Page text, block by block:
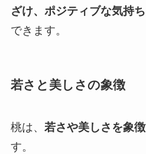
ざけ、ポジティブな気持ち
できます。
若さと美しさの象徴
桃は、 若さや美しさを象
す。